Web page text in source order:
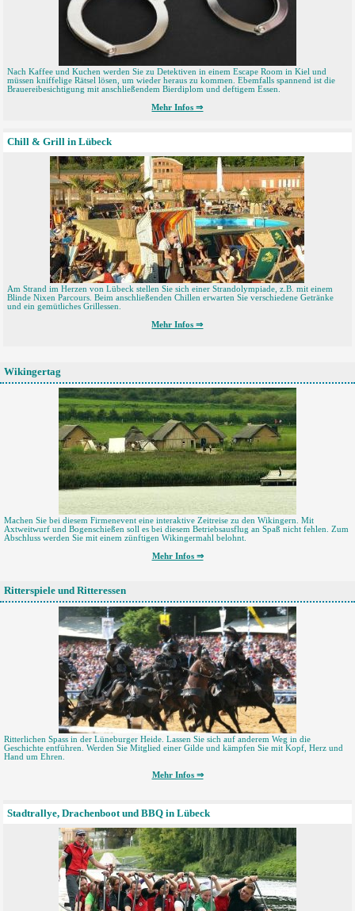
Nach Kaffee und Kuchen werden Sie zu Detektiven in einem Escape Room in Kiel und
müssen kniffelige Rätsel lösen, um wieder heraus zu kommen. Ebemfalls spannend ist die
Brauereibesichtigung mit anschließendem Bierdiplom und deftigem Essen.
Mehr Infos ⇒
Chill & Grill in Lübeck
Am Strand im Herzen von Lübeck stellen Sie sich einer Strandolympiade, z.B. mit einem
Blinde Nixen Parcours. Beim anschließenden Chillen erwarten Sie verschiedene Getränke
und ein gemütliches Grillessen.
Mehr Infos ⇒
Wikingertag
Machen Sie bei diesem Firmenevent eine interaktive Zeitreise zu den Wikingern. Mit
Axtweitwurf und Bogenschießen soll es bei diesem Betriebsausflug an Spaß nicht fehlen. Zum
Abschluss werden Sie mit einem zünftigen Wikingermahl belohnt.
Mehr Infos ⇒
Ritterspiele und Ritteressen
Ritterlichen Spass in der Lüneburger Heide. Lassen Sie sich auf anderem Weg in die
Geschichte entführen. Werden Sie Mitglied einer Gilde und kämpfen Sie mit Kopf, Herz und
Hand um Ehren.
Mehr Infos ⇒
Stadtrallye, Drachenboot und BBQ in Lübeck